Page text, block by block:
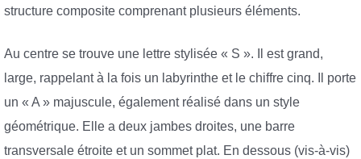
structure composite comprenant plusieurs éléments.
Au centre se trouve une lettre stylisée « S ». Il est grand,
large, rappelant à la fois un labyrinthe et le chiffre cinq. Il porte
un « A » majuscule, également réalisé dans un style
géométrique. Elle a deux jambes droites, une barre
transversale étroite et un sommet plat. En dessous (vis-à-vis)